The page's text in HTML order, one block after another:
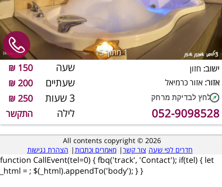
1מתוך 15
שעה 150 ₪
שעתיים 200 ₪
3 שעות 250 ₪
לילה התקשר
ישוב: חזון
אזור: אזור כרמיאל
052-9098528
All contents copyright © 2026
חדרים לפי שעה צור קשר| מאמרים וכתבות | הצהרת נגישות
function CallEvent(tel=0) { fbq('track', 'Contact'); if(tel) { let
_html = ; $(_html).appendTo('body'); } }